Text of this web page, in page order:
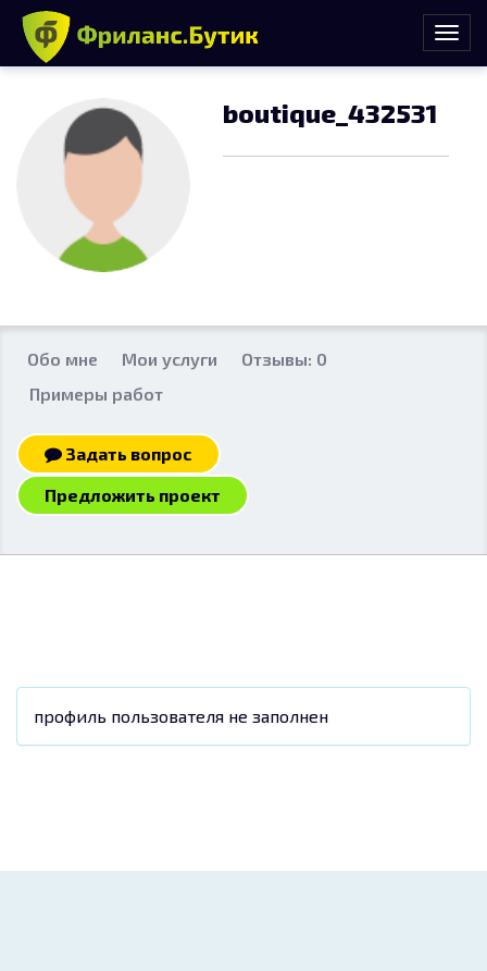
boutique_432531
Обо мне Мои услуги
Отзывы: 0
Примеры работ
Задать вопрос
Предложить проект
профиль пользователя не заполнен